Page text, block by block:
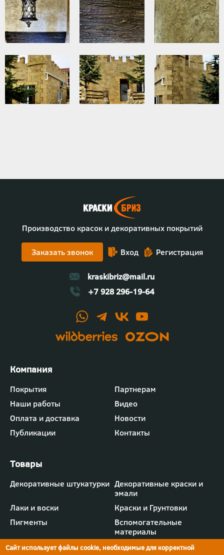
Производство красок и декоративных покрытий
Заказать звонок Вход Регистрация
kraskibriz@mail.ru
+7 928 296-19-64
Футер
-
меню
"Компания"
Покрытия
Партнерам
Наши работы
Видео
Оплата и доставка
Новости
Публикации
Контакты
Футер
-
меню
"Товары"
Декоративные штукатурки Декоративные краски и
эмали
Лаки и воски
Краски и Грунтовки
Пигменты
Вспомогательные
материалы
Сайт использует файлы cookie, необходимые для корректной